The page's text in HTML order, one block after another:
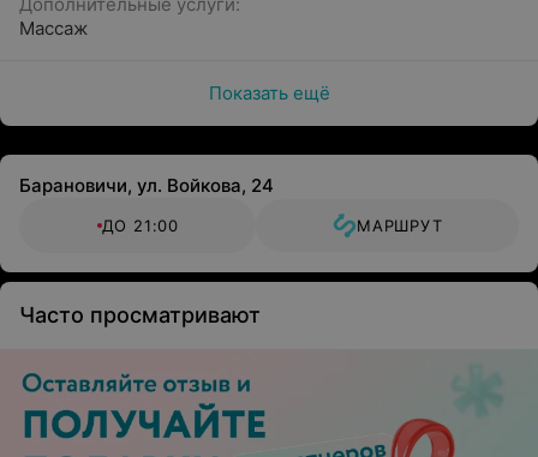
Массаж
Показать ещё
Барановичи, ул. Войкова, 24
ДО 21:00 МАРШРУТ
Часто просматривают